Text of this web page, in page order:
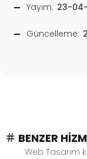
Yayım: 23-
Güncelleme:
BENZER
Web Tasarım